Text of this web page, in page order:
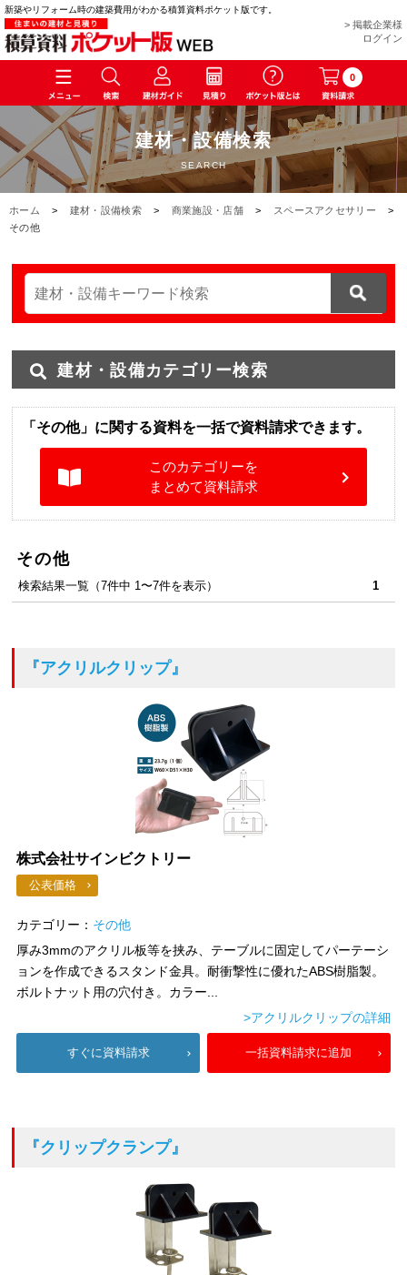
新築やリフォーム時の建築費用がわかる積算資料ポケット版です。
> 掲載企業様
ログイン
0
建材・設備検索
SEARCH
ホーム > 建材・設備検索 > 商業施設・店舗 > スペースアクセサリー
>
その他
建材・設備カテゴリー検索
「その他」に関する資料を一括で資料請求できます。
このカテゴリーを
まとめて資料請求
その他
検索結果一覧（7件中 1〜7件を表示） 1
『アクリルクリップ』
株式会社サインビクトリー
公表価格
カテゴリー： その他
厚み3mmのアクリル板等を挟み、テーブルに固定してパーテーシ
ョンを作成できるスタンド金具。耐衝撃性に優れたABS樹脂製。
ボルトナット用の穴付き。カラー...
>アクリルクリップの詳細
すぐに資料請求 一括資料請求に追加
『クリップクランプ』